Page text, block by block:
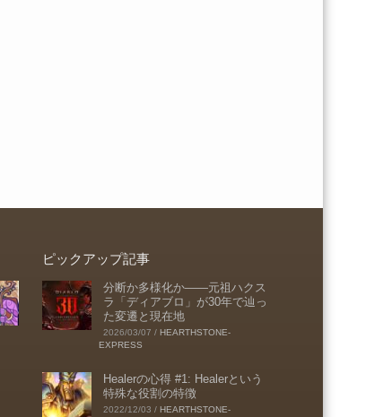
ピックアップ記事
分断か多様化か――元祖ハクス
ラ「ディアブロ」が30年で辿っ
た変遷と現在地
2026/03/07 / HEARTHSTONE-
EXPRESS
Healerの心得 #1: Healerという
特殊な役割の特徴
2022/12/03 / HEARTHSTONE-